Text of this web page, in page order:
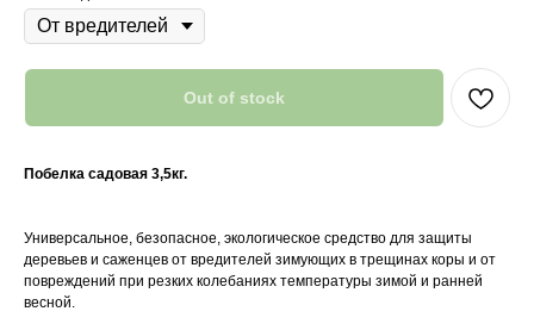
Out of stock
Побелка садовая 3,5кг.
Универсальное, безопасное, экологическое средство для защиты
деревьев и саженцев от вредителей зимующих в трещинах коры и от
повреждений при резких колебаниях температуры зимой и ранней
весной.